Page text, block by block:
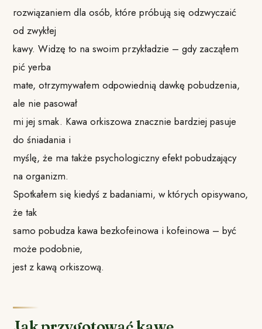
rozwiązaniem dla osób, które próbują się odzwyczaić
od zwykłej
kawy. Widzę to na swoim przykładzie – gdy zacząłem
pić yerba
mate, otrzymywałem odpowiednią dawkę pobudzenia,
ale nie pasował
mi jej smak. Kawa orkiszowa znacznie bardziej pasuje
do śniadania i
myślę, że ma także psychologiczny efekt pobudzający
na organizm.
Spotkałem się kiedyś z badaniami, w których opisywano,
że tak
samo pobudza kawa bezkofeinowa i kofeinowa – być
może podobnie,
jest z kawą orkiszową.